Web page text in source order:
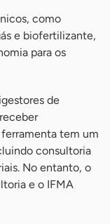
como
e biofertilizante,
para os
de
tem um
consultoria
No entanto, o
e o IFMA